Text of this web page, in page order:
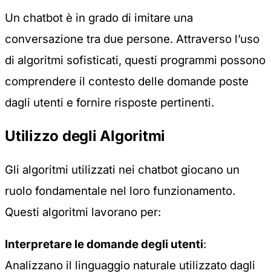
Un chatbot è in grado di imitare una
conversazione tra due persone. Attraverso l’uso
di algoritmi sofisticati, questi programmi possono
comprendere il contesto delle domande poste
dagli utenti e fornire risposte pertinenti.
Utilizzo degli Algoritmi
Gli algoritmi utilizzati nei chatbot giocano un
ruolo fondamentale nel loro funzionamento.
Questi algoritmi lavorano per:
Interpretare le domande degli utenti:
Analizzano il linguaggio naturale utilizzato dagli